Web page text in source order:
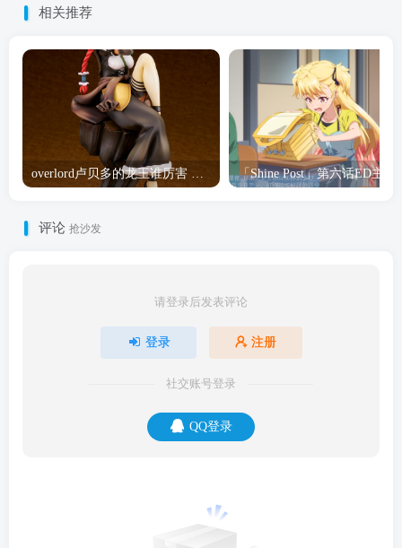
相关推荐
评论 抢沙发
请登录后发表评论
登录 注册
社交账号登录
QQ登录